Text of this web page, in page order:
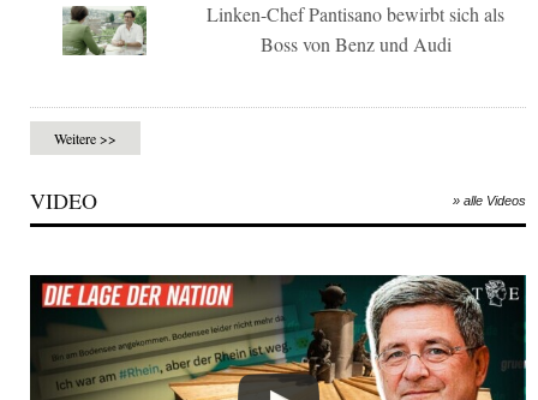
Linken-Chef Pantisano bewirbt sich als
Boss von Benz und Audi
Weitere >>
VIDEO » alle Videos